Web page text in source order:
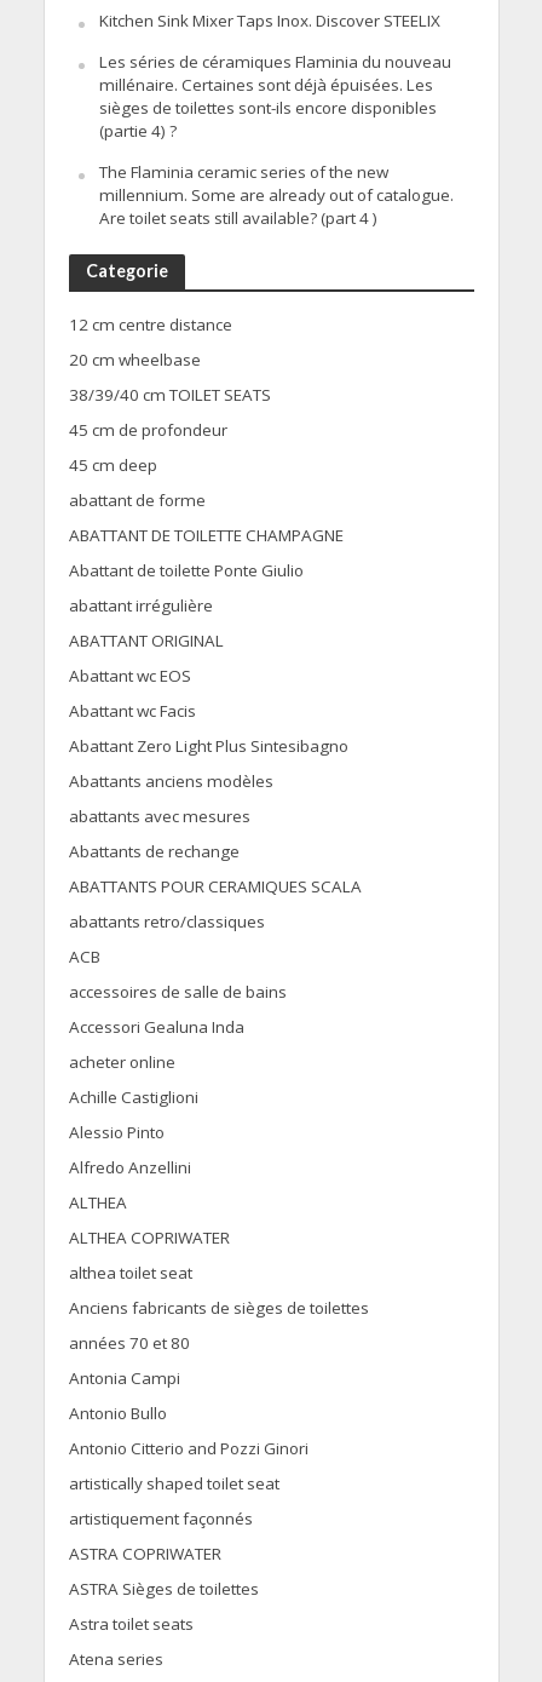
Kitchen Sink Mixer Taps Inox. Discover STEELIX
Les séries de céramiques Flaminia du nouveau
millénaire. Certaines sont déjà épuisées. Les
sièges de toilettes sont-ils encore disponibles
(partie 4) ?
The Flaminia ceramic series of the new
millennium. Some are already out of catalogue.
Are toilet seats still available? (part 4 )
Categorie
12 cm centre distance
20 cm wheelbase
38/39/40 cm TOILET SEATS
45 cm de profondeur
45 cm deep
abattant de forme
ABATTANT DE TOILETTE CHAMPAGNE
Abattant de toilette Ponte Giulio
abattant irrégulière
ABATTANT ORIGINAL
Abattant wc EOS
Abattant wc Facis
Abattant Zero Light Plus Sintesibagno
Abattants anciens modèles
abattants avec mesures
Abattants de rechange
ABATTANTS POUR CERAMIQUES SCALA
abattants retro/classiques
ACB
accessoires de salle de bains
Accessori Gealuna Inda
acheter online
Achille Castiglioni
Alessio Pinto
Alfredo Anzellini
ALTHEA
ALTHEA COPRIWATER
althea toilet seat
Anciens fabricants de sièges de toilettes
années 70 et 80
Antonia Campi
Antonio Bullo
Antonio Citterio and Pozzi Ginori
artistically shaped toilet seat
artistiquement façonnés
ASTRA COPRIWATER
ASTRA Sièges de toilettes
Astra toilet seats
Atena series